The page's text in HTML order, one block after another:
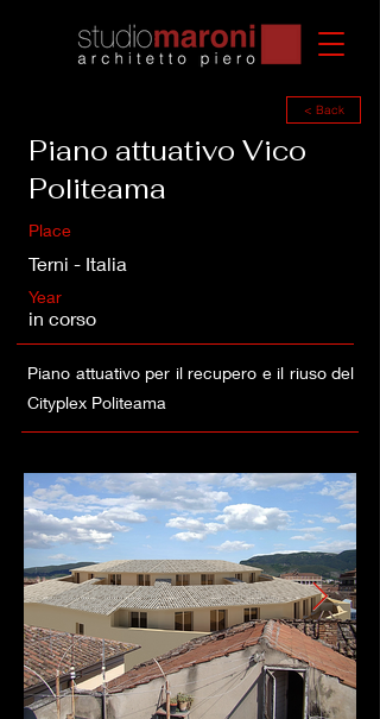
< Back
Piano attuativo Vico
Politeama
Place
Terni - Italia
Year
in corso
Piano attuativo per il recupero e il riuso del
Cityplex Politeama